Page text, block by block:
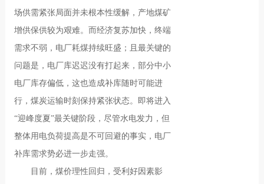
场供需紧张局面并未根本性缓解，产地煤矿
增供保供较为艰难。而经济复苏加快，终端
需求不弱，电厂耗煤持续旺盛；且最关键的
问题是，电厂库迟迟没有打起来，部分中小
电厂库存偏低，这也造成补库随时可能进
行，煤炭运输时刻保持紧张状态。即将进入
“迎峰度夏”最关键阶段，尽管水电发力，但
整体用电负荷提高是不可回避的事实，电厂
补库需求势必进一步走强。
目前，煤价理性回归，受利好因素影